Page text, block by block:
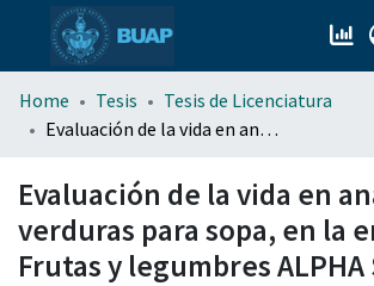
menu.section.about_menu
Home Tesis
Tesis de Licenciatura
Evaluación de la vida en anaquel de verduras para sopa, en la empresa Frutas y legumbres ALPHA S.A de C.V.
Evaluación de la vida en
verduras para sopa, en la
Frutas y legumbres ALPHA